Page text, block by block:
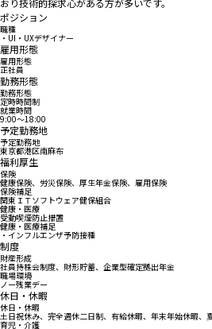
おり技術的探求心がある方が多いです。
ポジション
職種
・UI・UXデザイナー
雇用形態
雇用形態
正社員
勤務形態
勤務形態
定時時間制
就業時間
9:00〜18:00
予定勤務地
予定勤務地
東京都港区南麻布
福利厚生
保険
健康保険、労災保険、厚生年金保険、雇用保険
保険補足
関東ＩＴソフトウェア健保組合
健康・医療
受動喫煙防止措置
健康・医療補足
・インフルエンザ予防接種
制度
財産形成
社員持株会制度、財形貯蓄、企業型確定拠出年金
職場環境
ノー残業デー
休日・休暇
休日・休暇
土日祝休み、完全週休二日制、有給休暇、年末年始休暇、
育児・介護